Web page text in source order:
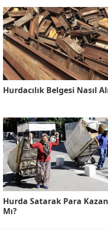
Hurdacılık Belgesi Nasıl
Hurda Satarak Para
Mı?